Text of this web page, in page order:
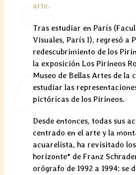
arte.
Tras estudiar en París
Visuales, París I), regresó a
redescubrimiento de los
la exposición Los Pirineos
Museo de Bellas Artes de la
estudiar las
pictóricas de los Pirineos.
Desde entonces, todas sus
centrado en el arte y la
acuarelista, ha revisitado
horizonte* de Franz
orógrafo de 1992 a 1994: se